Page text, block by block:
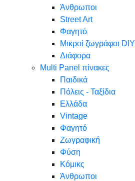
Άνθρωποι
Street Art
Φαγητό
Μικροί ζωγράφοι DIY
Διάφορα
Multi Panel πίνακες
Παιδικά
Πόλεις - Ταξίδια
Ελλάδα
Vintage
Φαγητό
Ζωγραφική
Φύση
Κόμικς
Άνθρωποι